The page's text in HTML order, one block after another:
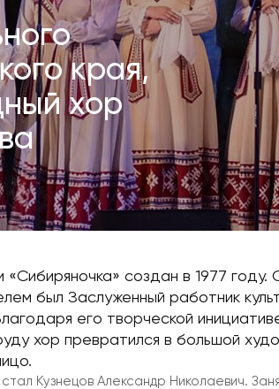
края,
хор
«Сибиряночка» создан в 1977
был Заслуженный работник
его творческой
хор превратился в большой
Кузнецов Александр Николаевич.